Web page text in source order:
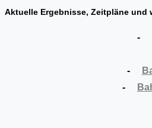
Aktuelle Ergebnisse, Zeitpläne und
-
-
-